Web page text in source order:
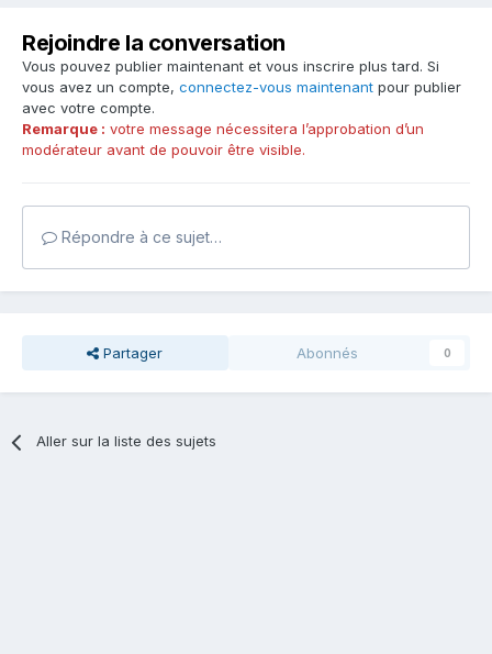
Rejoindre la conversation
Vous pouvez publier maintenant et vous inscrire plus tard. Si
vous avez un compte, connectez-vous maintenant pour publier
avec votre compte.
Remarque : votre message nécessitera l’approbation d’un
modérateur avant de pouvoir être visible.
Répondre à ce sujet…
Partager Abonnés 0
Aller sur la liste des sujets